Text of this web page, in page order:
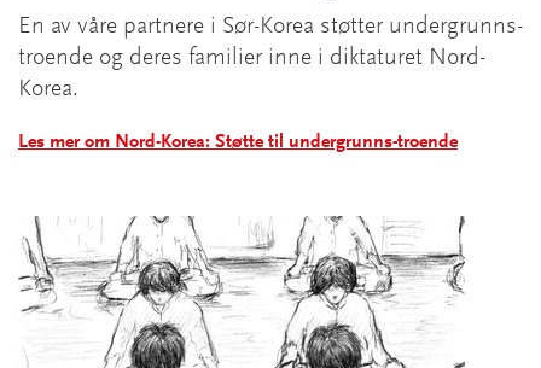
En av våre partnere i Sør-Korea støtter undergrunns-
troende og deres familier inne i diktaturet Nord-
Korea.
Les mer om Nord-Korea: Støtte til undergrunns-troende